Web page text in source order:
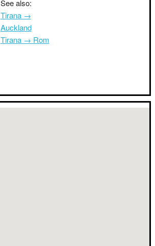
See also:
Tirana →
Auckland
Tirana → Rom